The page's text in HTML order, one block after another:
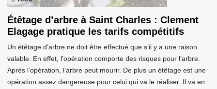
Étêtage d’arbre à Saint Charles : Clement
Elagage pratique les tarifs compétitifs
Un étêtage d’arbre ne doit être effectué que s’il y a une raison
valable. En effet, l’opération comporte des risques pour l’arbre.
Après l’opération, l’arbre peut mourir. De plus un étêtage est une
opération assez dangereuse pour celui qui va le réaliser. Il va en